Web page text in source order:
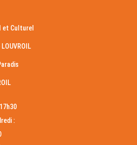
et Culturel
LOUVROIL
: